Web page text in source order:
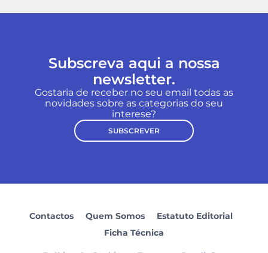
Subscreva aqui a nossa
newsletter.
Gostaria de receber no seu email todas as
novidades sobre as categorias do seu
interese?
SUBSCREVER
Contactos Quem Somos
Estatuto Editorial
Ficha Técnica